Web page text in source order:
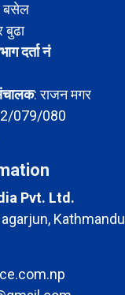
बसेल
बुढा
दर्ता नं
: राजन मगर
079/080
Pvt. Ltd.
Kathmandu